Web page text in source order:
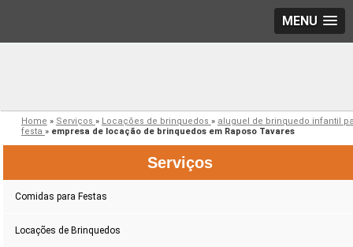
MENU
Home » Serviços » Locações de brinquedos » aluguel de brinquedo infantil
festa » empresa de locação de brinquedos em Raposo Tavares
Serviços
Comidas para Festas
Locações de Brinquedos